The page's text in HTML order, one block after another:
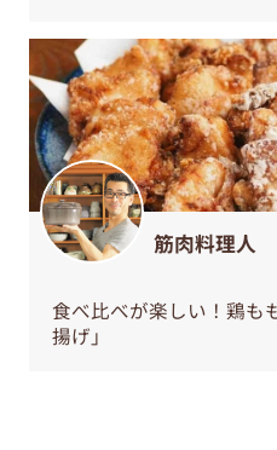
筋肉料理人
食べ比べが楽しい！鶏も
揚げ」